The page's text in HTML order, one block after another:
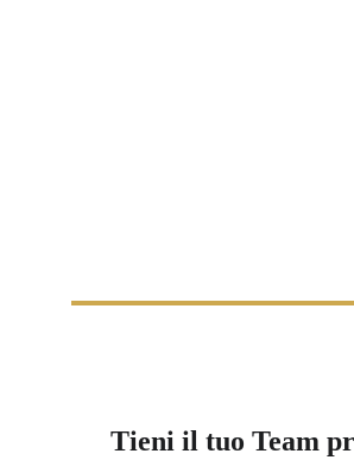
Tieni il tuo Team